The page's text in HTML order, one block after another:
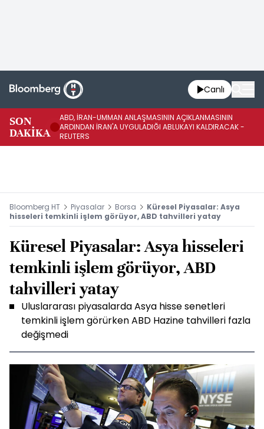
Canlı
SON
DAKİKA
ABD, İRAN-UMMAN ANLAŞMASININ AÇIKLANMASININ
ARDINDAN İRAN'A UYGULADIĞI ABLUKAYI KALDIRACAK -
REUTERS
Bloomberg HT Piyasalar Borsa
Küresel Piyasalar: Asya
hisseleri temkinli işlem görüyor, ABD tahvilleri yatay
Küresel Piyasalar: Asya hisseleri
temkinli işlem görüyor, ABD
tahvilleri yatay
Uluslararası piyasalarda Asya hisse senetleri
temkinli işlem görürken ABD Hazine tahvilleri fazla
değişmedi